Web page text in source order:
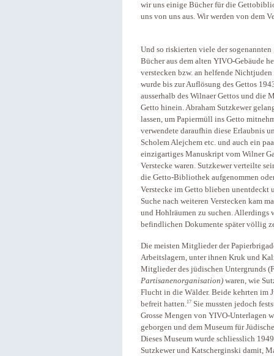
wir uns einige Bücher für die
uns von uns aus. Wir werden von dem
Und so riskierten viele der
Bücher aus dem alten YIVO-Gebäude
verstecken bzw. an helfende
wurde bis zur Auflösung des Gettos
ausserhalb des Wilnaer Gettos und die
Getto hinein. Abraham Sutzkewer
lassen, um Papiermüll ins Getto
verwendete daraufhin diese Erlaubnis
Scholem Alejchem etc. und auch ein
einzigartiges Manuskript vom Wilner
Verstecke waren. Sutzkewer verteilte
die Getto-Bibliothek aufgenommen
Verstecke im Getto blieben unentdeckt
Suche nach weiteren Verstecken kam
und Hohlräumen zu suchen. Allerdings
befindlichen Dokumente später völlig
Die meisten Mitglieder der
Arbeitslagern, unter ihnen Kruk und
Mitglieder des jüdischen Untergrunds
Partisanenorganisation) waren, wie
Flucht in die Wälder. Beide kehrten im
befreit hatten. 17 Sie mussten jedoch
Grosse Mengen von YIVO-Unterlagen
geborgen und dem Museum für
Dieses Museum wurde schliesslich
Sutzkewer und Katscherginski damit,